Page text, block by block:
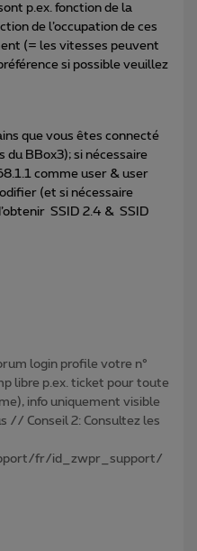
p.ex. fonction de la
de l’occupation de ces
(= les vitesses peuvent
si possible veuillez
que vous êtes connecté
du BBox3); si nécessaire
comme user & user
(et si nécessaire
SSID 2.4 & SSID
login profile votre n°
libre p.ex. ticket pour toute
info uniquement visible
// Conseil 2: Consultez les
fr/id_zwpr_support/